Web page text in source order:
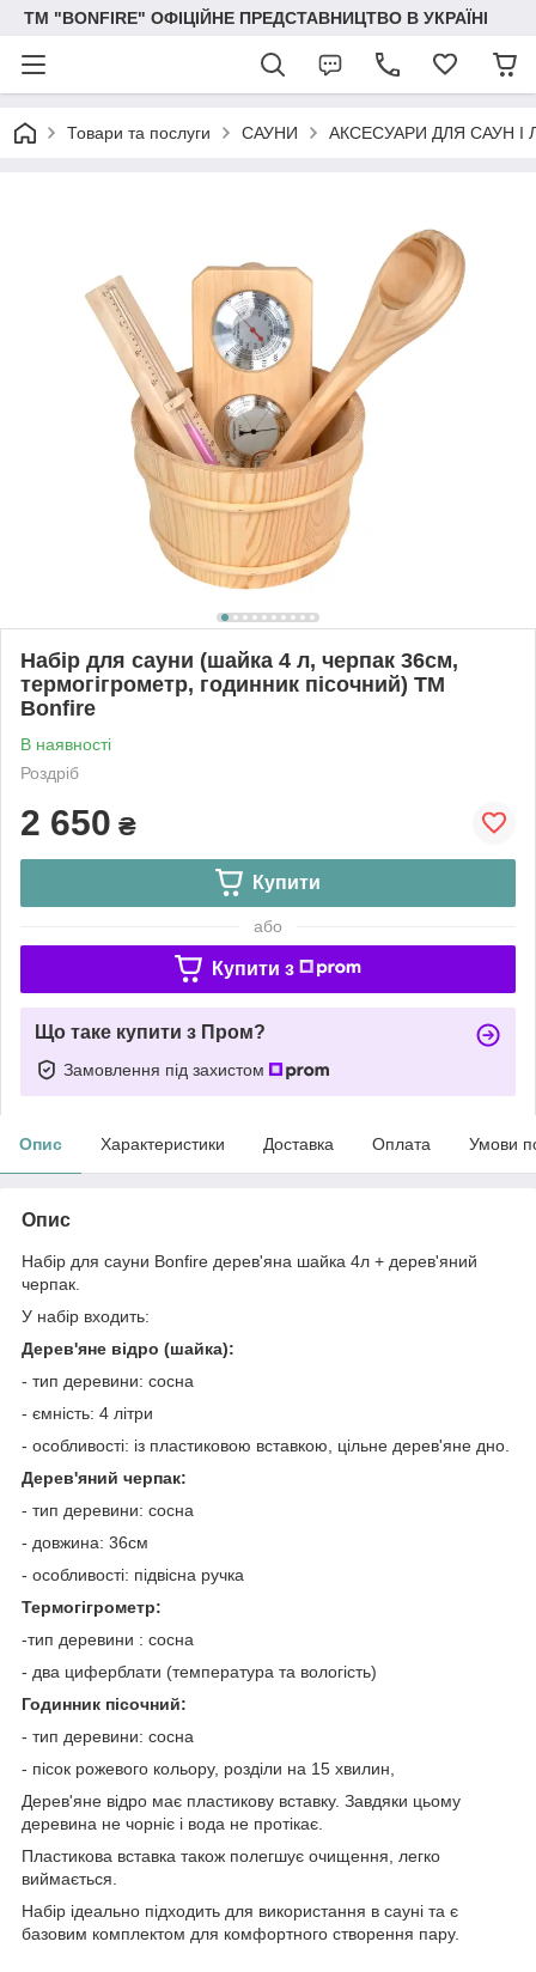
ТМ "BONFIRE" ОФІЦІЙНЕ ПРЕДСТАВНИЦТВО В УКРАЇНІ
Товари та послуги САУНИ АКСЕСУАРИ ДЛЯ САУН І
Набір для сауни (шайка 4 л, черпак 36см,
термогігрометр, годинник пісочний) ТМ
Bonfire
В наявності
Роздріб
2 650 ₴
Купити
або
Купити з
Що таке купити з Пром?
Замовлення під захистом
Опис Характеристики Доставка Оплата Умови
Опис
Набір для сауни Bonfire дерев'яна шайка 4л + дерев'яний
черпак.
У набір входить:
Дерев'яне відро (шайка):
- тип деревини: сосна
- ємність: 4 літри
- особливості: із пластиковою вставкою, цільне дерев'яне дно.
Дерев'яний черпак:
- тип деревини: сосна
- довжина: 36см
- особливості: підвісна ручка
Термогігрометр:
-тип деревини : сосна
- два циферблати (температура та вологість)
Годинник пісочний:
- тип деревини: сосна
- пісок рожевого кольору, розділи на 15 хвилин,
Дерев'яне відро має пластикову вставку. Завдяки цьому
деревина не чорніє і вода не протікає.
Пластикова вставка також полегшує очищення, легко
виймається.
Набір ідеально підходить для використання в сауні та є
базовим комплектом для комфортного створення пару.